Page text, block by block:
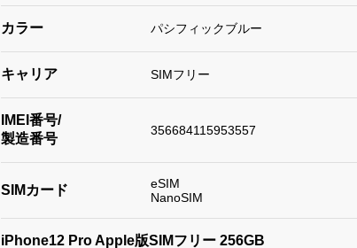
カラー パシフィックブルー
キャリア SIMフリー
IMEI番号/
製造番号
356684115953557
SIMカード
eSIM
NanoSIM
iPhone12 Pro Apple版SIMフリー 256GB